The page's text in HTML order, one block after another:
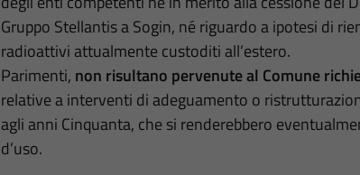
Gruppo Stellantis a Sogin, né riguardo a ipotesi di
radioattivi attualmente custoditi all’estero.
Parimenti, non risultano pervenute al Comune
relative a interventi di adeguamento o
agli anni Cinquanta, che si renderebbero
d’uso.